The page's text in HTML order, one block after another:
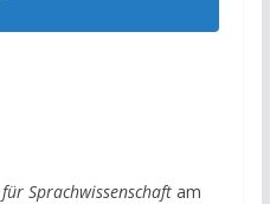
Sprachwissenschaft am